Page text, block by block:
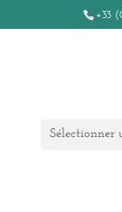
+33
Sélectionner